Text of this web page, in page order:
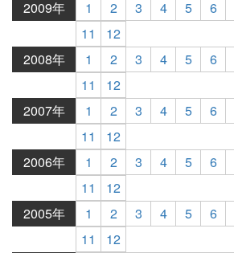
2009年 1 2 3 4 5 6
11
12
2008年
1 2 3 4 5 6
11
12
2007年
1 2 3 4 5 6
11
12
2006年
1 2 3 4 5 6
11
12
2005年
1 2 3 4 5 6
11
12